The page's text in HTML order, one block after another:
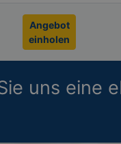
Angebot
einholen
uns eine